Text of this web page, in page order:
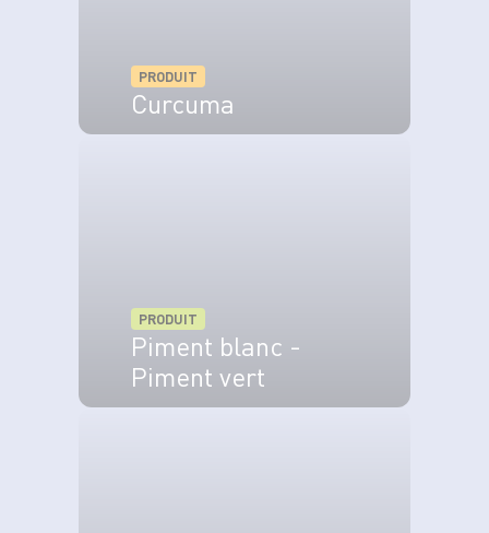
PRODUIT
Curcuma
PRODUIT
Piment blanc -
Piment vert